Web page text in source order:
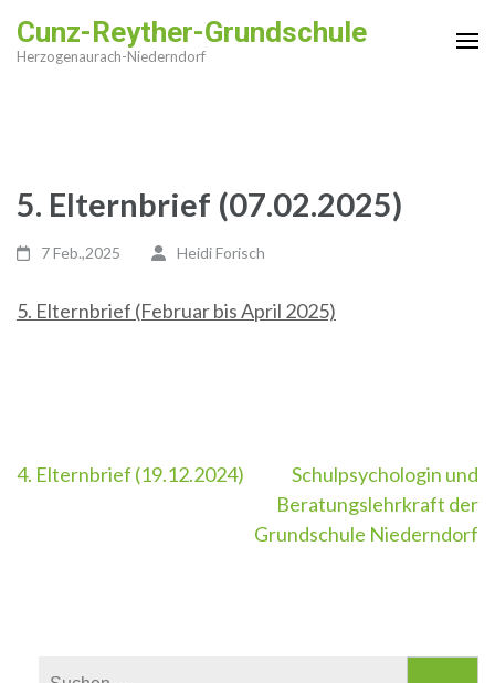
Inhalt
Cunz-Reyther-Grundschule
Herzogenaurach-Niederndorf
5. Elternbrief (07.02.2025)
7 Feb.,2025 Heidi Forisch
5. Elternbrief (Februar bis April 2025)
Beitragsnavigation
4. Elternbrief (19.12.2024)
Schulpsychologin und
Beratungslehrkraft der
Grundschule Niederndorf